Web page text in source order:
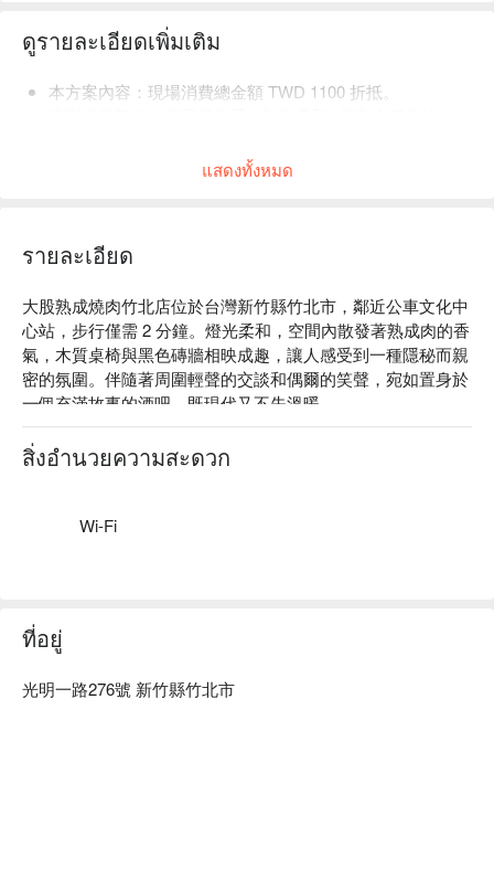
ดูรายละเอียดเพิ่มเติม
本方案內容：現場消費總金額 TWD 1100 折抵。
แสดงทั้งหมด
รายละเอียด
大股熟成燒肉竹北店位於台灣新竹縣竹北市，鄰近公車文化中
心站，步行僅需 2 分鐘。燈光柔和，空間內散發著熟成肉的香
氣，木質桌椅與黑色磚牆相映成趣，讓人感受到一種隱秘而親
密的氛圍。伴隨著周圍輕聲的交談和偶爾的笑聲，宛如置身於
一個充滿故事的酒吧，既現代又不失溫暖。
在這樣的環境中，超厚切牛舌、A5 日本和牛極致大腹和梅酒
聚餐、日常餐廳
貼心服務：肉食主義、親子友善、有無線網路
🍳 主廚推薦
สิ่งอำนวยความสะดวก
Wi-Fi
ที่อยู่
光明一路276號 新竹縣竹北市